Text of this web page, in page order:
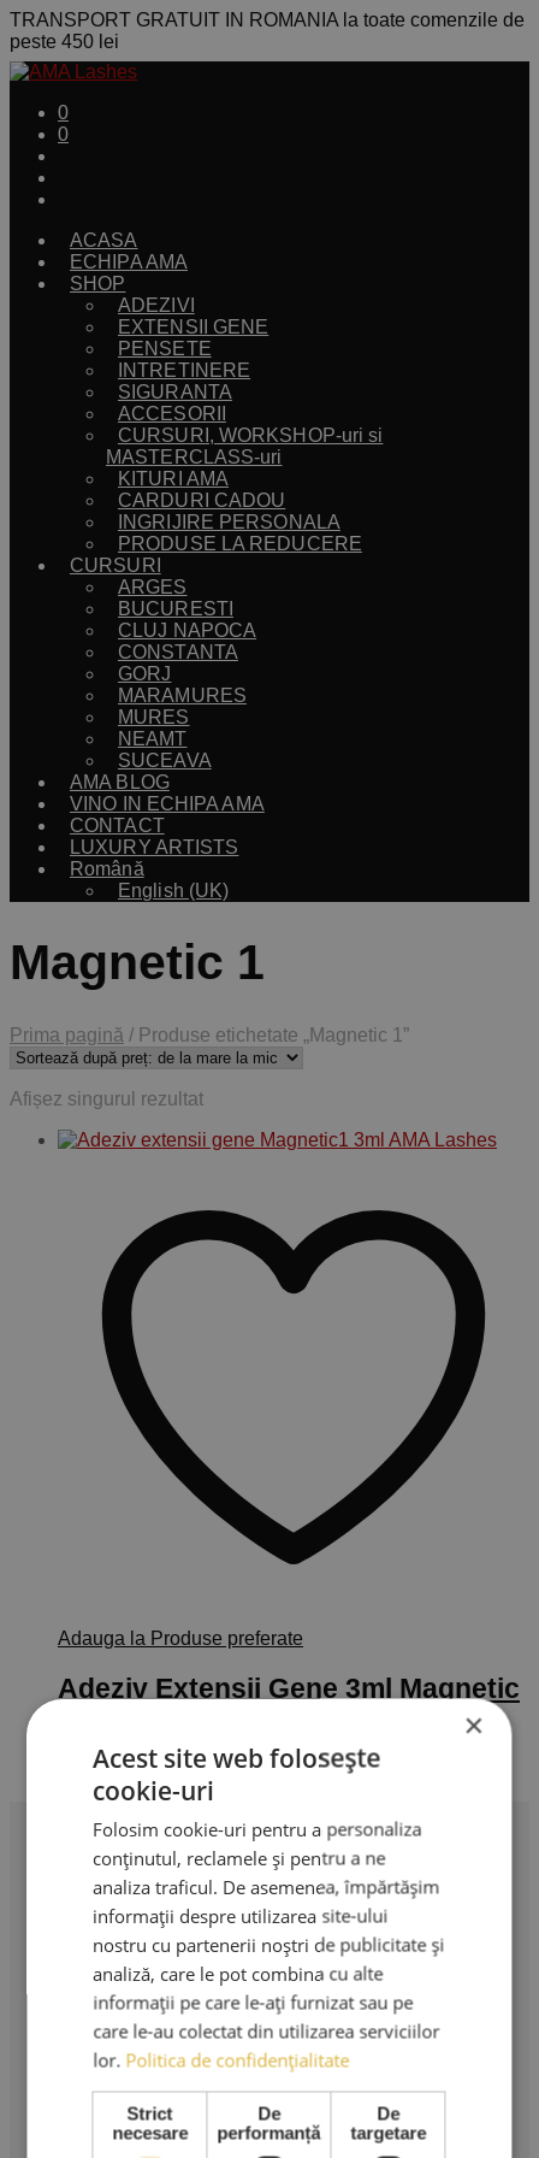
TRANSPORT GRATUIT IN ROMANIA la toate comenzile de
peste 450 lei
0
0
ACASA
ECHIPA AMA
SHOP
ADEZIVI
EXTENSII GENE
PENSETE
INTRETINERE
SIGURANTA
ACCESORII
CURSURI, WORKSHOP-uri si
MASTERCLASS-uri
KITURI AMA
CARDURI CADOU
INGRIJIRE PERSONALA
PRODUSE LA REDUCERE
CURSURI
ARGES
BUCURESTI
CLUJ NAPOCA
CONSTANTA
GORJ
MARAMURES
MURES
NEAMT
SUCEAVA
AMA BLOG
VINO IN ECHIPA AMA
CONTACT
LUXURY ARTISTS
Română
English (UK)
Magnetic 1
Prima pagină / Produse etichetate „Magnetic 1”
Afișez singurul rezultat
Adauga la Produse preferate
Adeziv Extensii Gene 3ml Magnetic
115,00lei TVA Inclus Adaugă în coș
Profesionalism în extensii de gene. Produse premium,
instrumente profesionale și cursuri de specialitate.
AMA LASHES SRL
Sediu social: București
Strada Murgeni nr. 5
CUI: RO 36508671
Reg. Com: J40/3049/2023
Tel:
×
Acest site web folosește
cookie-uri
Folosim cookie-uri pentru a personaliza
conținutul, reclamele și pentru a ne
analiza traficul. De asemenea, împărtășim
informații despre utilizarea site-ului
nostru cu partenerii noștri de publicitate și
analiză, care le pot combina cu alte
informații pe care le-ați furnizat sau pe
care le-au colectat din utilizarea serviciilor
lor. Politica de confidențialitate
Strict
necesare
De
performanță
De
targetare